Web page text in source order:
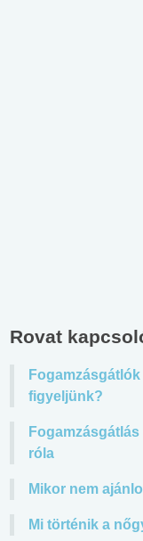
Rovat
figyeljünk?
róla
Mikor nem
Mi történik a